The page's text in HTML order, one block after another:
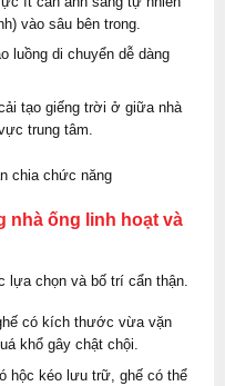
vào sâu bên trong.
luồng di chuyển dễ dàng
tạo giếng trời ở giữa nhà
trung tâm.
nhà ống linh hoạt và
lựa chọn và bố trí cẩn thận.
có kích thước vừa vặn
khổ gây chật chội.
hộc kéo lưu trữ, ghế có thể